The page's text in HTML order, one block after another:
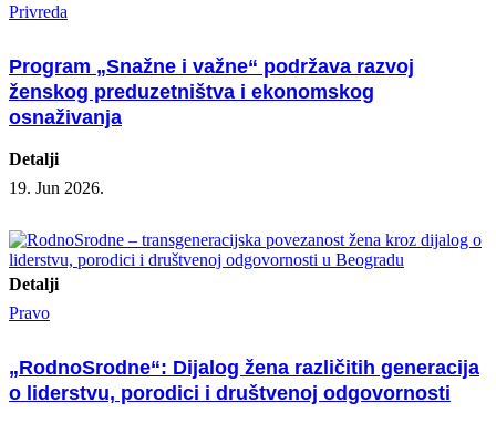
Privreda
Program „Snažne i važne“ podržava razvoj
ženskog preduzetništva i ekonomskog
osnaživanja
Detalji
19. Jun 2026.
Detalji
Pravo
„RodnoSrodne“: Dijalog žena različitih generacija
o liderstvu, porodici i društvenoj odgovornosti